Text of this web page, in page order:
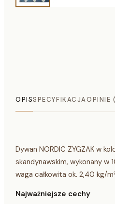
OPISSPECYFIKACJAOPINIE
Dywan NORDIC ZYGZAK w
skandynawskim, wykonany
waga całkowita ok. 2,40 kg/
Najważniejsze cechy